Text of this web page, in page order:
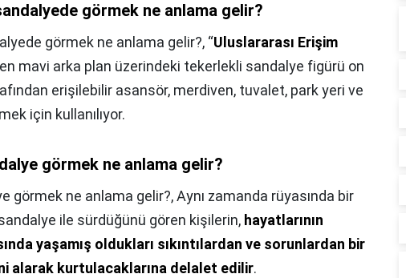
görmek ne anlama gelir?
görmek ne anlama gelir?, “Uluslararası Erişim
mavi arka plan üzerindeki tekerlekli sandalye figürü on
erişilebilir asansör, merdiven, tuvalet, park yeri ve
için kullanılıyor.
görmek ne anlama gelir?
görmek ne anlama gelir?,Aynı zamanda rüyasında bir
ile sürdüğünü gören kişilerin, hayatlarının
yaşamış oldukları sıkıntılardan ve sorunlardan bir
alarak kurtulacaklarına delalet edilir.